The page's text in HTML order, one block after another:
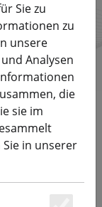
Sie zu
zu
unsere
Analysen
die
sie im
in unserer